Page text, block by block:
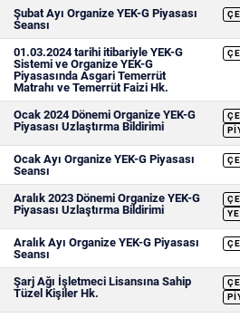
Şubat Ayı Organize YEK-G Piyasası
Seansı
01.03.2024 tarihi itibariyle YEK-G
Sistemi ve Organize YEK-G
Piyasasında Asgari Temerrüt
Matrahı ve Temerrüt Faizi Hk.
Ocak 2024 Dönemi Organize YEK-G
Piyasası Uzlaştırma Bildirimi
Ocak Ayı Organize YEK-G Piyasası
Seansı
Aralık 2023 Dönemi Organize YEK-G
Piyasası Uzlaştırma Bildirimi
Aralık Ayı Organize YEK-G Piyasası
Seansı
Şarj Ağı İşletmeci Lisansına Sahip
Tüzel Kişiler Hk.